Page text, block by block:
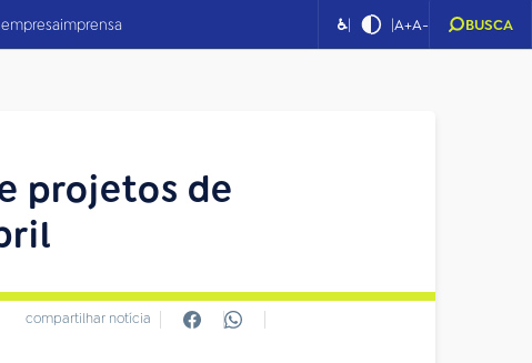
imprensa ♿| |A+A- BUSCA
projetos de
compartilhar notícia